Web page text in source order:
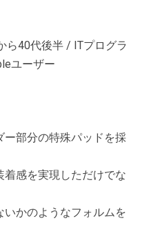
ら40代後半 / ITプログラ
ユーザー
部分の特殊パッドを採
感を実現しただけでな
かのようなフォルムを